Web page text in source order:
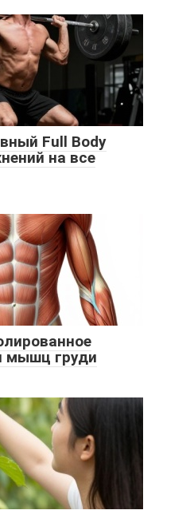
Full Body
на все
мышц груди